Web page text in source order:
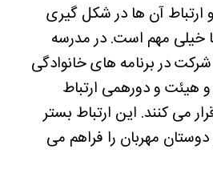
ارتباط آن ها در شکل گیری
خیلی مهم است. در مدرسه
در برنامه های خانوادگی
و دورهمی ارتباط
می کنند. این ارتباط بستر
مهربان را فراهم می